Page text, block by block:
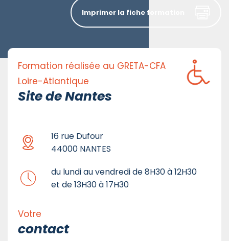
Formation réalisée au GRETA-CFA
Loire-Atlantique
Site de Nantes
16 rue Dufour
44000 NANTES
du lundi au vendredi de 8H30 à 12H30
et de 13H30 à 17H30
Votre
contact
Imprimer la fiche formation